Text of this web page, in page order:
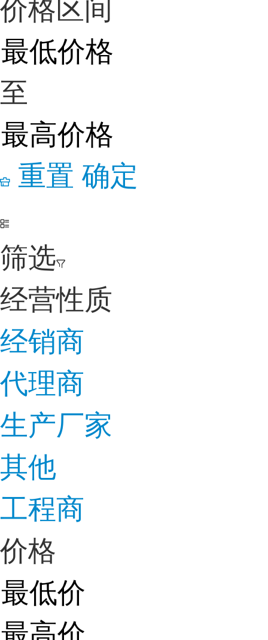
至
重置 确定
筛选
经营性质
经销商
代理商
生产厂家
其他
工程商
价格